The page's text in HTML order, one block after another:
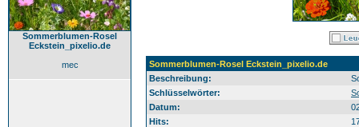
Sommerblumen-Rosel
Eckstein_pixelio.de
mec
Sommerblumen-Rosel Eckstein_pixelio.de
Beschreibung:
Schlüsselwörter:
Datum:
Hits: